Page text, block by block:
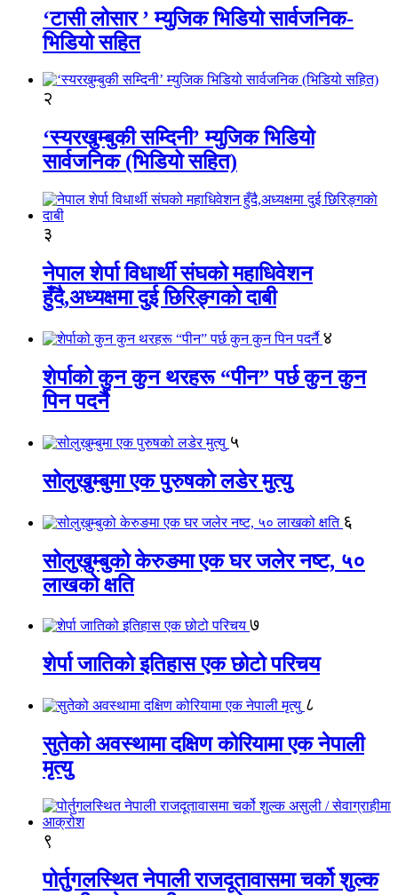
‘टासी लोसार ’ म्युजिक भिडियो सार्वजनिक-
भिडियो सहित
२
‘स्यरखुम्बुकी सम्दिनी’ म्युजिक भिडियो
सार्वजनिक (भिडियो सहित)
३
नेपाल शेर्पा विधार्थी संघको महाधिवेशन
हुँदै,अध्यक्षमा दुई छिरिङ्गकाे दाबी
४
शेर्पाको कुन कुन थरहरू “पीन” पर्छ कुन कुन
पिन पदर्नै
५
सोलुखुम्बुमा एक पुरुषको लडेर मुत्यु
६
सोलुखुम्बुको केरुङमा एक घर जलेर नष्ट, ५०
लाखको क्षति
७
शेर्पा जातिको इतिहास एक छोटो परिचय
८
सुतेको अवस्थामा दक्षिण कोरियामा एक नेपाली
मृत्यु
९
पोर्तुगलस्थित नेपाली राजदूतावासमा चर्को शुल्क